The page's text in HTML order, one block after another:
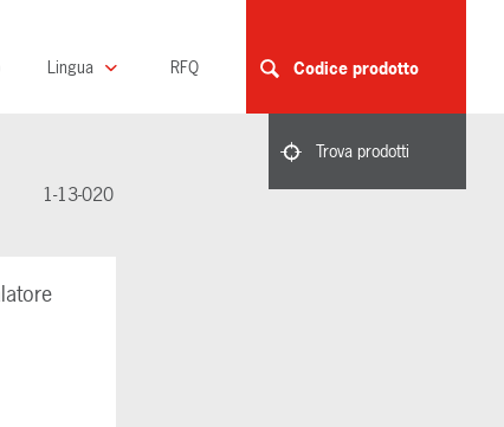
Lingua RFQ Codice prodotto
Trova prodotti
1-13-020